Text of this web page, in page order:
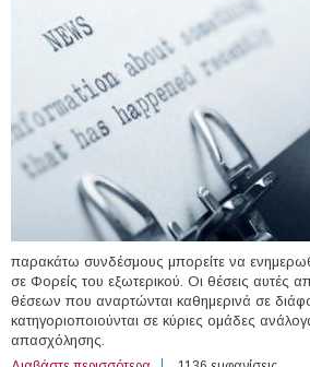
παρακάτω συνδέσμους μπορείτε να
σε Φορείς του εξωτερικού. Οι θέσεις αυτές
θέσεων που αναρτώνται καθημερινά σε
κατηγοριοποιούνται σε κύριες ομάδες
απασχόλησης.